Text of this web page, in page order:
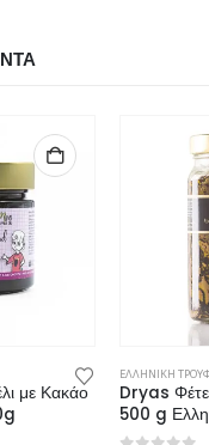
με Κακάο
ΕΛΛΗΝΙΚΗ
Dryas
500 g